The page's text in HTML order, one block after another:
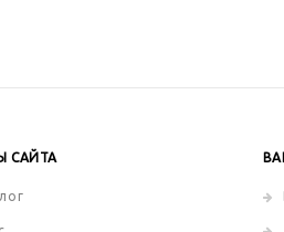
САЙТА